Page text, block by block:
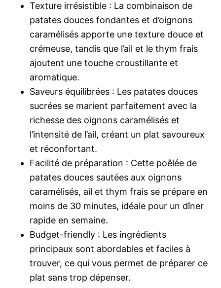
Texture irrésistible : La combinaison de
patates douces fondantes et d’oignons
caramélisés apporte une texture douce et
crémeuse, tandis que l’ail et le thym frais
ajoutent une touche croustillante et
aromatique.
Saveurs équilibrées : Les patates douces
sucrées se marient parfaitement avec la
richesse des oignons caramélisés et
l’intensité de l’ail, créant un plat savoureux
et réconfortant.
Facilité de préparation : Cette poêlée de
patates douces sautées aux oignons
caramélisés, ail et thym frais se prépare en
moins de 30 minutes, idéale pour un dîner
rapide en semaine.
Budget-friendly : Les ingrédients
principaux sont abordables et faciles à
trouver, ce qui vous permet de préparer ce
plat sans trop dépenser.